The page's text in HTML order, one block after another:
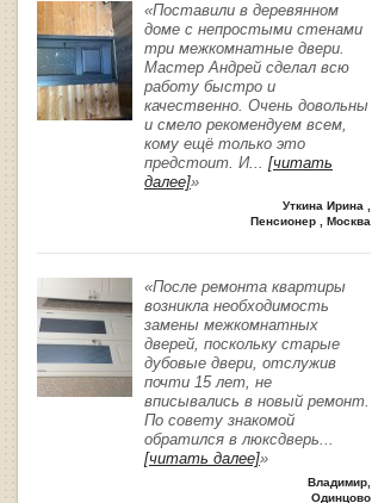
«Поставили в деревянном
доме с непростыми стенами
три межкомнатные двери.
Мастер Андрей сделал всю
работу быстро и
качественно. Очень довольны
и смело рекомендуем всем,
кому ещё только это
предстоит. И... [читать
далее]»
Уткина Ирина ,
Пенсионер , Москва
«После ремонта квартиры
возникла необходимость
замены межкомнатных
дверей, поскольку старые
дубовые двери, отслужив
почти 15 лет, не
вписывались в новый ремонт.
По совету знакомой
обратился в люксдверь...
[читать далее]»
Владимир,
Одинцово